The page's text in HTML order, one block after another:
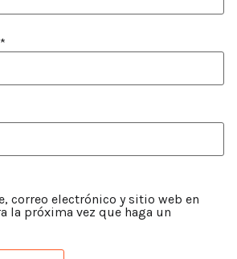
*
correo electrónico y sitio web en
la próxima vez que haga un